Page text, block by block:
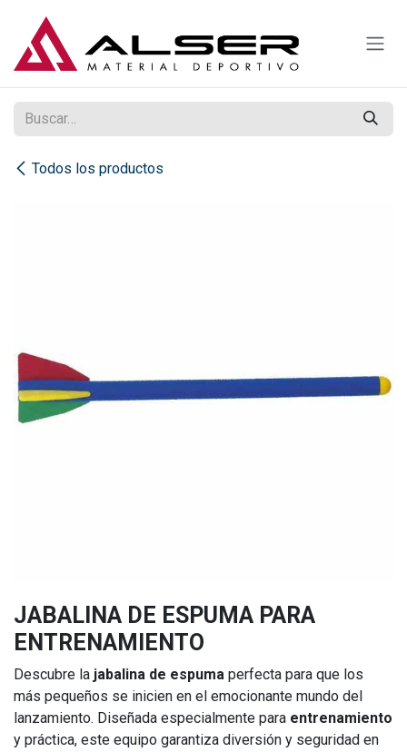
Todos los productos
JABALINA DE ESPUMA PARA
ENTRENAMIENTO
Descubre la jabalina de espuma perfecta para que los
más pequeños se inicien en el emocionante mundo del
lanzamiento. Diseñada especialmente para entrenamiento
y práctica, este equipo garantiza diversión y seguridad en